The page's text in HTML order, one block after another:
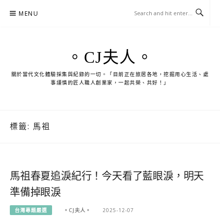
MENU
。CJ夫人。
關於當代文化體驗採集與紀錄的一切。「目前正在旅居各地，挖掘用心生活、處
事謹慎的匠人職人創業家，一起共榮、共好！」
標籤: 馬祖
馬祖春夏追淚紀行！今天看了藍眼淚，明天
準備掉眼淚
台灣專題嚴選 。CJ夫人。 2025-12-07